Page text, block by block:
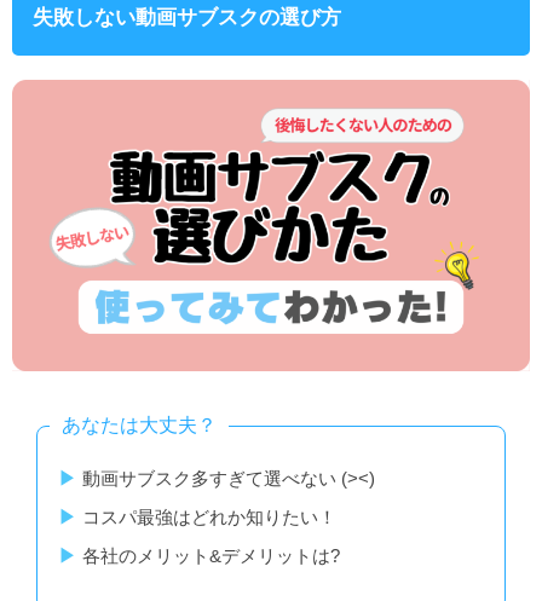
失敗しない動画サブスクの選び方
あなたは大丈夫？
動画サブスク多すぎて選べない (><)
コスパ最強はどれか知りたい！
各社のメリット&デメリットは?